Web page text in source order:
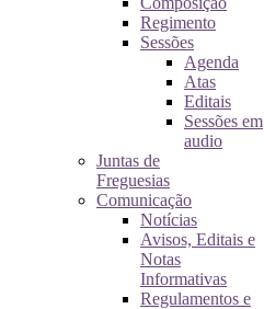
Regimento
Sessões
Agenda
Atas
Editais
Sessões em
audio
Juntas de
Freguesias
Comunicação
Notícias
Avisos, Editais e
Notas
Informativas
Regulamentos e